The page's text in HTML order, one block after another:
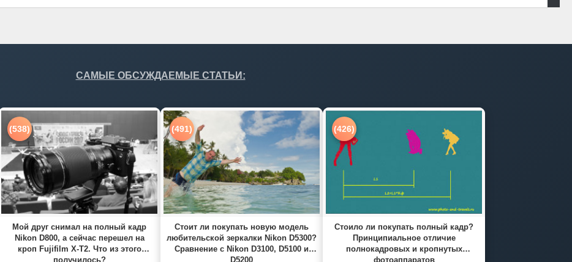
САМЫЕ ОБСУЖДАЕМЫЕ СТАТЬИ:
(538)
Мой друг снимал на полный кадр
Nikon D800, а сейчас перешел на
кроп Fujifilm X-T2. Что из этого
получилось?
(491)
Стоит ли покупать новую модель
любительской зеркалки Nikon D5300?
Сравнение с Nikon D3100, D5100 и
D5200
(426)
Стоило ли покупать полный кадр?
Принципиальное отличие
полнокадровых и кропнутых
фотоаппаратов